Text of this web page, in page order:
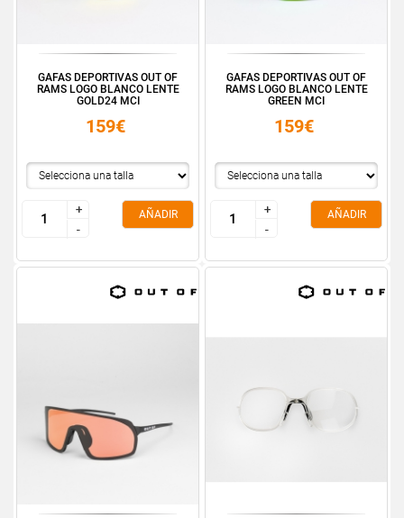
GAFAS DEPORTIVAS OUT OF
RAMS LOGO BLANCO LENTE
GOLD24 MCI
159€
+
-
+
-
AÑADIR
GAFAS DEPORTIVAS OUT OF
RAMS LOGO BLANCO LENTE
GREEN MCI
159€
+
-
+
-
AÑADIR